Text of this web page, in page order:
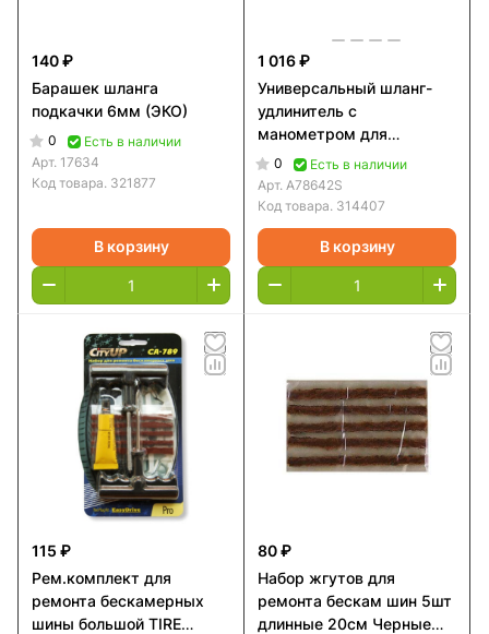
140 ₽
Барашек шланга
подкачки 6мм (ЭКО)
0
Есть в наличии
Арт. 17634
Код товара. 321877
В корзину
1 016 ₽
Универсальный шланг-
удлинитель с
манометром для
автомобильных
компрессоров HS-01
0
Есть в наличии
Арт. A78642S
Код товара. 314407
В корзину
115 ₽
Рем.комплект для
ремонта бескамерных
шины большой TIRE
80 ₽
Набор жгутов для
ремонта бескам шин 5шт
длинные 20см Черные